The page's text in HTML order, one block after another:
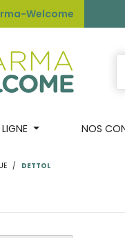
Welcome
NOS
DETTOL